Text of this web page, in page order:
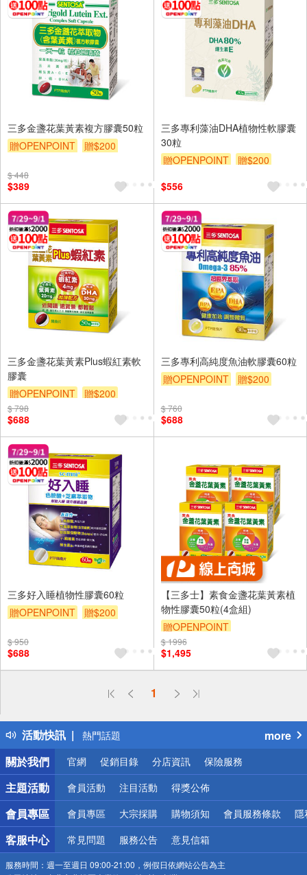
三多金盞花葉黃素複方膠囊50粒
贈OPENPOINT
贈$200
$ 448
$389
三多專利藻油DHA植物性軟膠囊
30粒
贈OPENPOINT
贈$200
$556
三多金盞花葉黃素Plus蝦紅素軟
膠囊
贈OPENPOINT
贈$200
$ 798
$688
三多專利高純度魚油軟膠囊60粒
贈OPENPOINT
贈$200
$ 760
$688
三多好入睡植物性膠囊60粒
贈OPENPOINT
贈$200
$ 950
$688
【三多士】素食金盞花葉黃素植
物性膠囊50粒(4盒組)
贈OPENPOINT
$ 1996
$1,495
1
活動快訊
偏遠地區配送
得獎公告
熱門話題
銀行優惠
偏遠地區配送
詐騙網頁！請小心！
more
關於我們
官網 促銷目錄 分店資訊 保險服務
主題活動 會員活動 注目活動 得獎公佈
會員專區 會員專區 大宗採購 購物須知 會員服務條款 隱
客服中心 常見問題 服務公告 意見信箱
服務時間： 週一至週日 09:00-21:00，例假日依網站公告為主